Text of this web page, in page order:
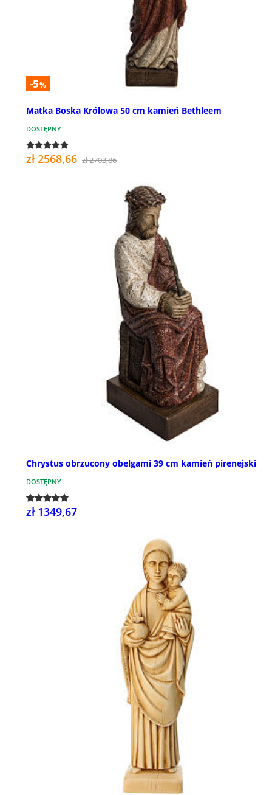
-5%
Matka Boska Królowa 50 cm kamień Bethleem
DOSTĘPNY
zł 2568,66 zł 2703,86
Chrystus obrzucony obelgami 39 cm kamień pirenejski
DOSTĘPNY
zł 1349,67